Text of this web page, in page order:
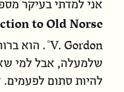
אני למדתי בעיקר
to Old Norse
V. Gordon . הוא
שלמעלה, אבל למי
להיות סתום